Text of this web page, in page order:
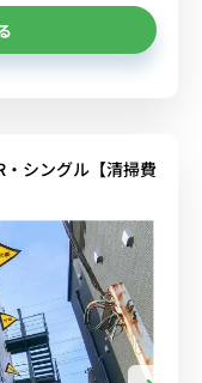
シングル【清掃費